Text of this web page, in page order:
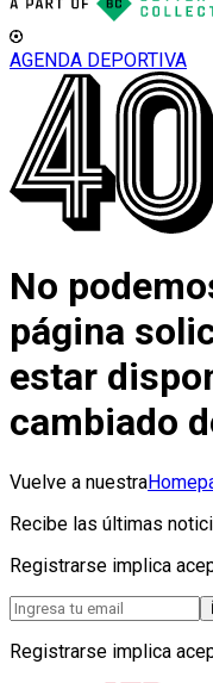
AGENDA DEPORTIVA
No
página
estar
cambiado
Vuelve a nuestra
Recibe las últimas
Registrarse implica
Registrarse implica